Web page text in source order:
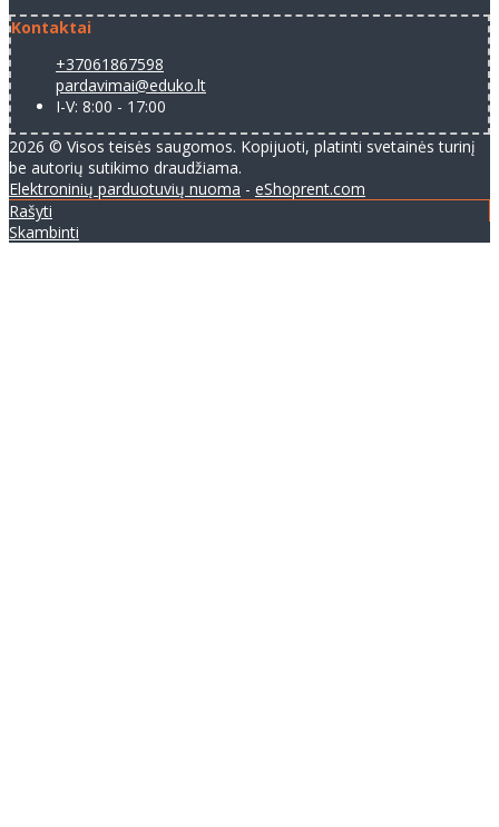
Kontaktai
+37061867598
pardavimai@eduko.lt
I-V: 8:00 - 17:00
2026 © Visos teisės saugomos. Kopijuoti, platinti svetainės turinį
be autorių sutikimo draudžiama.
Elektroninių parduotuvių nuoma - eShoprent.com
Rašyti
Skambinti